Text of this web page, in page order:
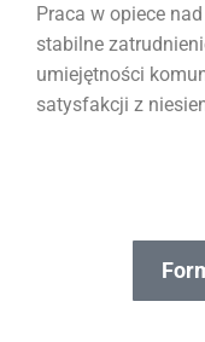
Praca w opiece
stabilne
umiejętności
satysfakcji z